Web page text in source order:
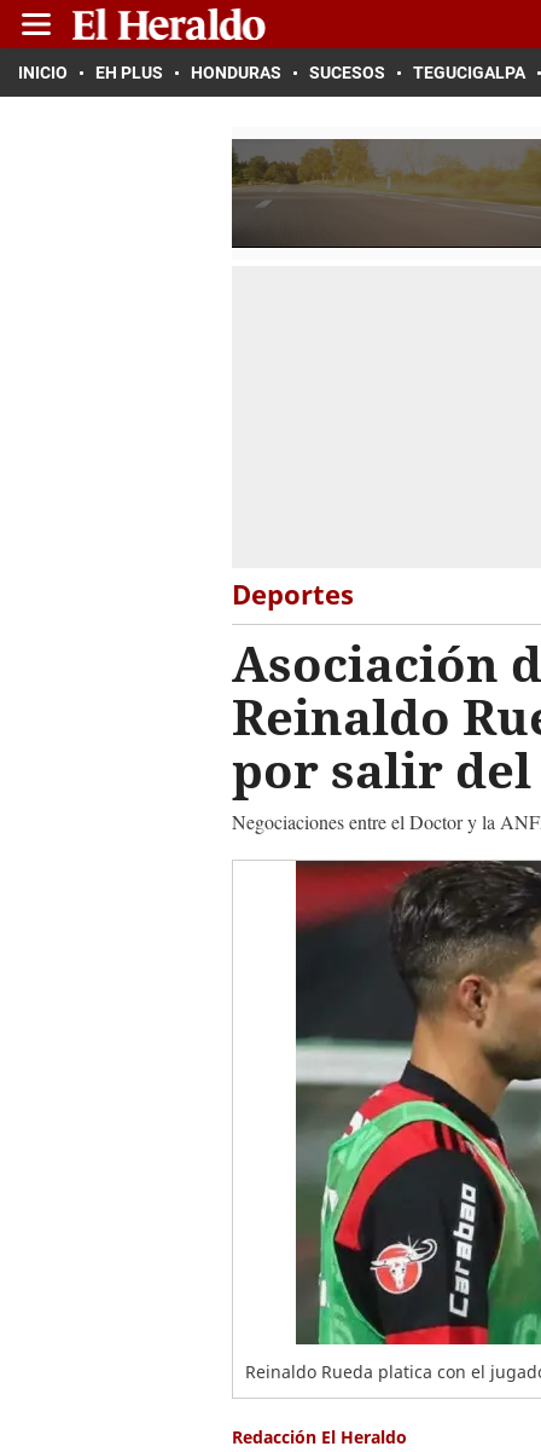
INICIO EH PLUS HONDURAS SUCESOS TEGUCIGALPA
Deportes
Asociación
Reinaldo
por salir del
Negociaciones entre el Doctor y la
Reinaldo Rueda platica con el
Redacción El Heraldo